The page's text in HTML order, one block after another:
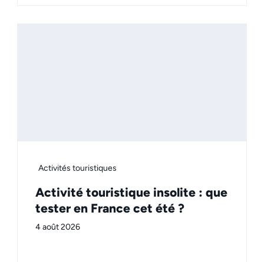
Activités touristiques
Activité touristique insolite : que
tester en France cet été ?
4 août 2026